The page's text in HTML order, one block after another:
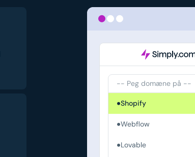
-- Peg domæne på --
Shopify
Webflow
Lovable